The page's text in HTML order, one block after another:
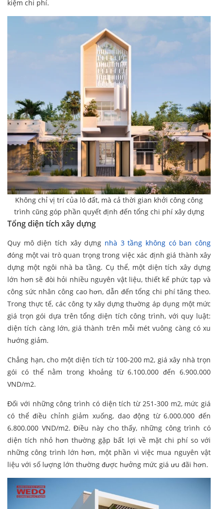
kiệm chi phí.
Không chỉ vị trí của lô đất, mà cả thời gian khởi công công
trình cũng góp phần quyết định đến tổng chi phí xây dựng
Tổng diện tích xây dựng
Quy mô diện tích xây dựng nhà 3 tầng không có ban công
đóng một vai trò quan trọng trong việc xác định giá thành xây
dựng một ngôi nhà ba tầng. Cụ thể, một diện tích xây dựng
lớn hơn sẽ đòi hỏi nhiều nguyên vật liệu, thiết kế phức tạp và
công sức nhân công cao hơn, dẫn đến tổng chi phí tăng theo.
Trong thực tế, các công ty xây dựng thường áp dụng một mức
giá trọn gói dựa trên tổng diện tích công trình, với quy luật:
diện tích càng lớn, giá thành trên mỗi mét vuông càng có xu
hướng giảm.
Chẳng hạn, cho một diện tích từ 100-200 m2, giá xây nhà trọn
gói có thể nằm trong khoảng từ 6.100.000 đến 6.900.000
VND/m2.
Đối với những công trình có diện tích từ 251-300 m2, mức giá
có thể điều chỉnh giảm xuống, dao động từ 6.000.000 đến
6.800.000 VND/m2. Điều này cho thấy, những công trình có
diện tích nhỏ hơn thường gặp bất lợi về mặt chi phí so với
những công trình lớn hơn, một phần vì việc mua nguyên vật
liệu với số lượng lớn thường được hưởng mức giá ưu đãi hơn.